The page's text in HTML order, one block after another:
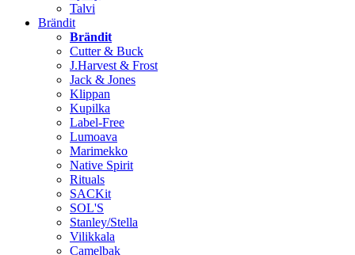
Talvi
Brändit
Brändit
Cutter & Buck
J.Harvest & Frost
Jack & Jones
Klippan
Kupilka
Label-Free
Lumoava
Marimekko
Native Spirit
Rituals
SACKit
SOL'S
Stanley/Stella
Vilikkala
Camelbak